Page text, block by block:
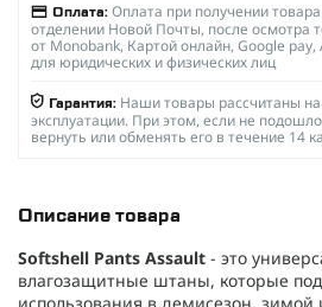
Оплата: Оплата при получении
отделении Новой Почты, после осмотра
от Monobank, Картой онлайн, Google
для юридических и физических лиц
Гарантия: Наши товары рассчитаны
эксплуатации. При этом, если не
вернуть или обменять его в течение 14
Описание товара
Softshell Pants Assault - это
влагозащитные штаны, которые